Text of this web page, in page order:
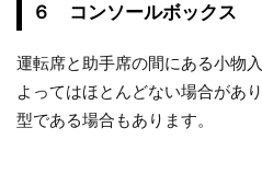
６ コンソールボックス
運転席と助手席の間にある小物
よってはほとんどない場合があ
型である場合もあります。